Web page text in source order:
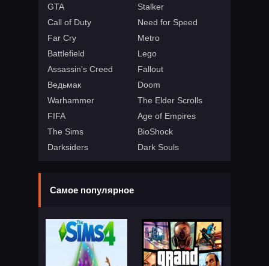
GTA
Stalker
Call of Duty
Need for Speed
Far Cry
Metro
Battlefield
Lego
Assassin's Creed
Fallout
Ведьмак
Doom
Warhammer
The Elder Scrolls
FIFA
Age of Empires
The Sims
BioShock
Darksiders
Dark Souls
Самое популярное